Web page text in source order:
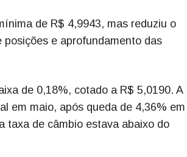
de R$ 4,9943, mas reduziu o
e aprofundamento das
de 0,18%, cotado a R$ 5,0190. A
em maio, após queda de 4,36% em
taxa de câmbio estava abaixo do